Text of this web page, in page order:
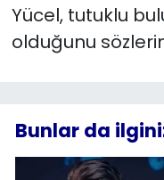
Yücel, tutuklu
olduğunu
Bunlar da